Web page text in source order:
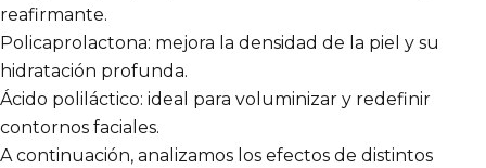
reafirmante.
Policaprolactona: mejora la densidad de la piel y su
hidratación profunda.
Ácido poliláctico: ideal para voluminizar y redefinir
contornos faciales.
A continuación, analizamos los efectos de distintos